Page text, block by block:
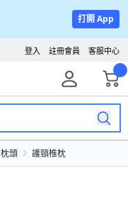
打開 App
客服中心
註冊會員
登入
枕頭 護頸椎枕